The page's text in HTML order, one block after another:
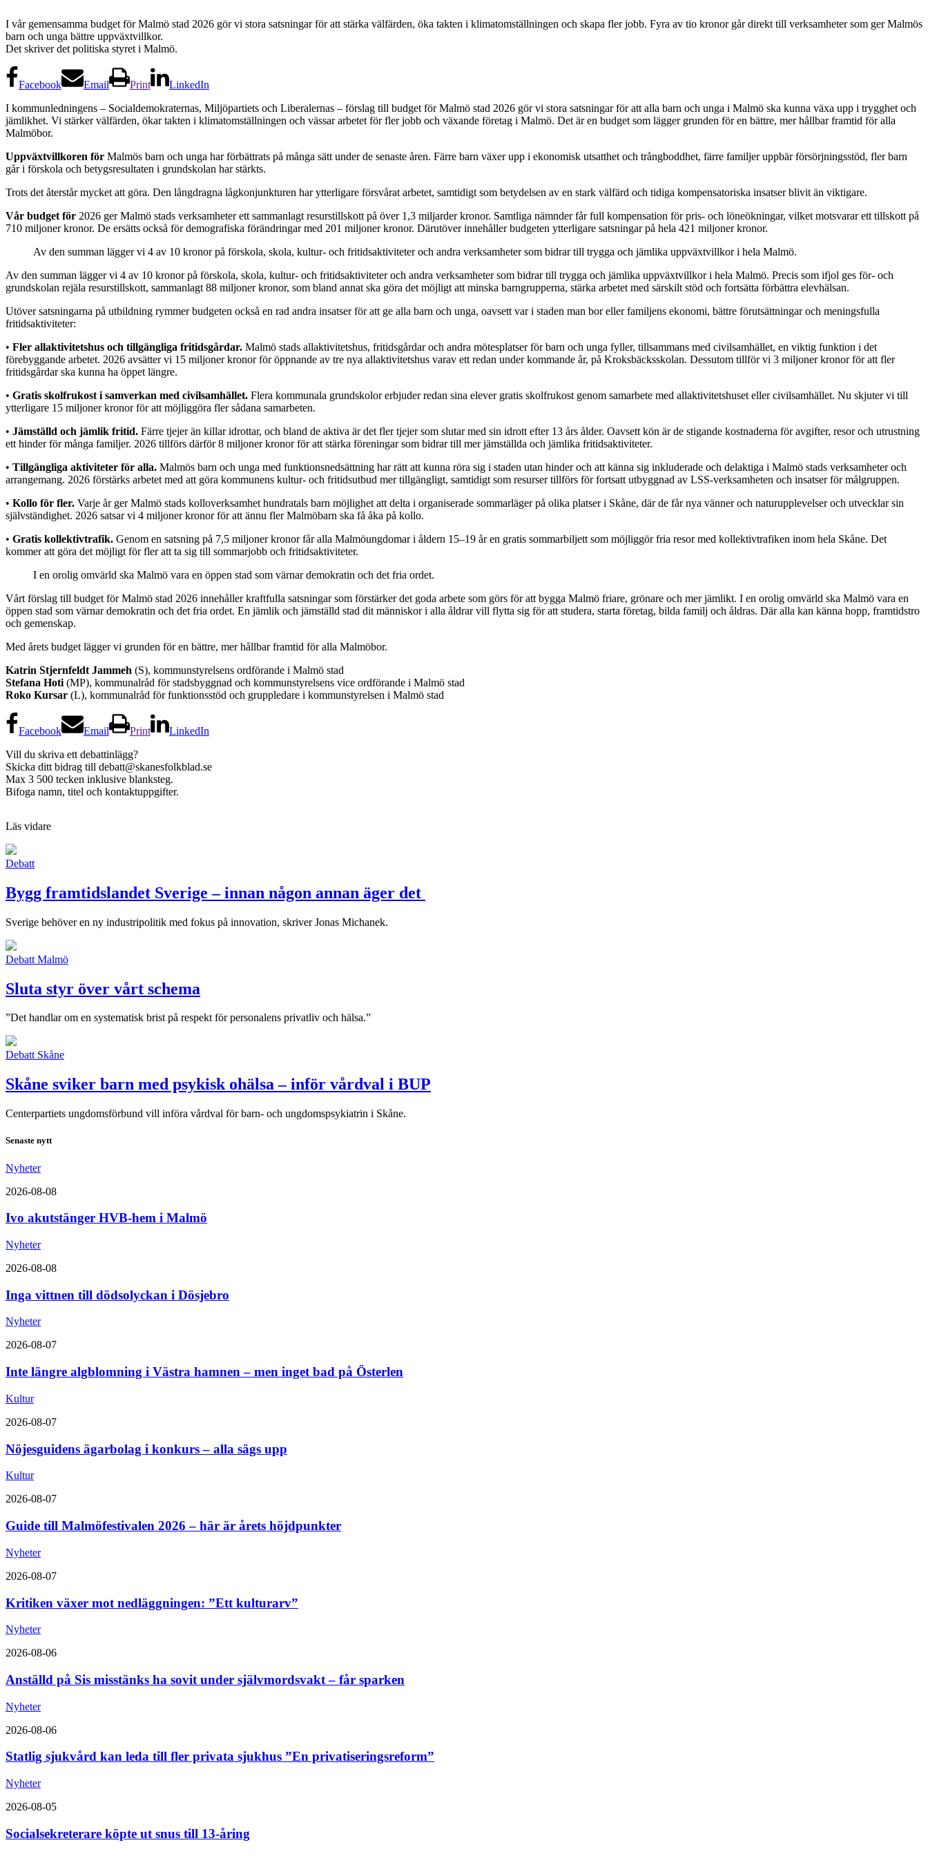
I vår gemensamma budget för Malmö stad 2026 gör vi stora satsningar för att stärka välfärden, öka takten i klimatomställningen och skapa fler jobb. Fyra av tio kronor går direkt till verksamheter som ger Malmös
barn och unga bättre uppväxtvillkor.
Det skriver det politiska styret i Malmö.
Facebook Email Print
LinkedIn
I kommunledningens – Socialdemokraternas, Miljöpartiets och Liberalernas – förslag till budget för Malmö stad 2026 gör vi stora satsningar för att alla barn och unga i Malmö ska kunna växa upp i trygghet och
jämlikhet. Vi stärker välfärden, ökar takten i klimatomställningen och vässar arbetet för fler jobb och växande företag i Malmö. Det är en budget som lägger grunden för en bättre, mer hållbar framtid för alla
Malmöbor.
Uppväxtvillkoren för Malmös barn och unga har förbättrats på många sätt under de senaste åren. Färre barn växer upp i ekonomisk utsatthet och trångboddhet, färre familjer uppbär försörjningsstöd, fler barn
går i förskola och betygsresultaten i grundskolan har stärkts.
Trots det återstår mycket att göra. Den långdragna lågkonjunkturen har ytterligare försvårat arbetet, samtidigt som betydelsen av en stark välfärd och tidiga kompensatoriska insatser blivit än viktigare.
Vår budget för 2026 ger Malmö stads verksamheter ett sammanlagt resurstillskott på över 1,3 miljarder kronor. Samtliga nämnder får full kompensation för pris- och löneökningar, vilket motsvarar ett tillskott på
710 miljoner kronor. De ersätts också för demografiska förändringar med 201 miljoner kronor. Därutöver innehåller budgeten ytterligare satsningar på hela 421 miljoner kronor.
Av den summan lägger vi 4 av 10 kronor på förskola, skola, kultur- och fritidsaktiviteter och andra verksamheter som bidrar till trygga och jämlika uppväxtvillkor i hela Malmö.
Av den summan lägger vi 4 av 10 kronor på förskola, skola, kultur- och fritidsaktiviteter och andra verksamheter som bidrar till trygga och jämlika uppväxtvillkor i hela Malmö. Precis som ifjol ges för- och
grundskolan rejäla resurstillskott, sammanlagt 88 miljoner kronor, som bland annat ska göra det möjligt att minska barngrupperna, stärka arbetet med särskilt stöd och fortsätta förbättra elevhälsan.
Utöver satsningarna på utbildning rymmer budgeten också en rad andra insatser för att ge alla barn och unga, oavsett var i staden man bor eller familjens ekonomi, bättre förutsättningar och meningsfulla
fritidsaktiviteter:
• Fler allaktivitetshus och tillgängliga fritidsgårdar. Malmö stads allaktivitetshus, fritidsgårdar och andra mötesplatser för barn och unga fyller, tillsammans med civilsamhället, en viktig funktion i det
förebyggande arbetet. 2026 avsätter vi 15 miljoner kronor för öppnande av tre nya allaktivitetshus varav ett redan under kommande år, på Kroksbäcksskolan. Dessutom tillför vi 3 miljoner kronor för att fler
fritidsgårdar ska kunna ha öppet längre.
• Gratis skolfrukost i samverkan med civilsamhället. Flera kommunala grundskolor erbjuder redan sina elever gratis skolfrukost genom samarbete med allaktivitetshuset eller civilsamhället. Nu skjuter vi till
ytterligare 15 miljoner kronor för att möjliggöra fler sådana samarbeten.
• Jämställd och jämlik fritid. Färre tjejer än killar idrottar, och bland de aktiva är det fler tjejer som slutar med sin idrott efter 13 års ålder. Oavsett kön är de stigande kostnaderna för avgifter, resor och utrustning
ett hinder för många familjer. 2026 tillförs därför 8 miljoner kronor för att stärka föreningar som bidrar till mer jämställda och jämlika fritidsaktiviteter.
• Tillgängliga aktiviteter för alla. Malmös barn och unga med funktionsnedsättning har rätt att kunna röra sig i staden utan hinder och att känna sig inkluderade och delaktiga i Malmö stads verksamheter och
arrangemang. 2026 förstärks arbetet med att göra kommunens kultur- och fritidsutbud mer tillgängligt, samtidigt som resurser tillförs för fortsatt utbyggnad av LSS-verksamheten och insatser för målgruppen.
• Kollo för fler. Varje år ger Malmö stads kolloverksamhet hundratals barn möjlighet att delta i organiserade sommarläger på olika platser i Skåne, där de får nya vänner och naturupplevelser och utvecklar sin
självständighet. 2026 satsar vi 4 miljoner kronor för att ännu fler Malmöbarn ska få åka på kollo.
• Gratis kollektivtrafik. Genom en satsning på 7,5 miljoner kronor får alla Malmöungdomar i åldern 15–19 år en gratis sommarbiljett som möjliggör fria resor med kollektivtrafiken inom hela Skåne. Det
kommer att göra det möjligt för fler att ta sig till sommarjobb och fritidsaktiviteter.
I en orolig omvärld ska Malmö vara en öppen stad som värnar demokratin och det fria ordet.
Vårt förslag till budget för Malmö stad 2026 innehåller kraftfulla satsningar som förstärker det goda arbete som görs för att bygga Malmö friare, grönare och mer jämlikt. I en orolig omvärld ska Malmö vara en
öppen stad som värnar demokratin och det fria ordet. En jämlik och jämställd stad dit människor i alla åldrar vill flytta sig för att studera, starta företag, bilda familj och åldras. Där alla kan känna hopp, framtidstro
och gemenskap.
Med årets budget lägger vi grunden för en bättre, mer hållbar framtid för alla Malmöbor.
Katrin Stjernfeldt Jammeh (S), kommunstyrelsens ordförande i Malmö stad
Stefana Hoti (MP), kommunalråd för stadsbyggnad och kommunstyrelsens vice ordförande i Malmö stad
Roko Kursar (L), kommunalråd för funktionsstöd och gruppledare i kommunstyrelsen i Malmö stad
Facebook Email Print
LinkedIn
Vill du skriva ett debattinlägg?
Skicka ditt bidrag till debatt@skanesfolkblad.se
Max 3 500 tecken inklusive blanksteg.
Bifoga namn, titel och kontaktuppgifter.
Läs vidare
Debatt
Bygg framtidslandet Sverige – innan någon annan äger det
Sverige behöver en ny industripolitik med fokus på innovation, skriver Jonas Michanek.
Debatt Malmö
Sluta styr över vårt schema
”Det handlar om en systematisk brist på respekt för personalens privatliv och hälsa.”
Debatt Skåne
Skåne sviker barn med psykisk ohälsa – inför vårdval i BUP
Centerpartiets ungdomsförbund vill införa vårdval för barn- och ungdomspsykiatrin i Skåne.
Senaste nytt
Nyheter
2026-08-08
Ivo akutstänger HVB-hem i Malmö
Nyheter
2026-08-08
Inga vittnen till dödsolyckan i Dösjebro
Nyheter
2026-08-07
Inte längre algblomning i Västra hamnen – men inget bad på Österlen
Kultur
2026-08-07
Nöjesguidens ägarbolag i konkurs – alla sägs upp
Kultur
2026-08-07
Guide till Malmöfestivalen 2026 – här är årets höjdpunkter
Nyheter
2026-08-07
Kritiken växer mot nedläggningen: ”Ett kulturarv”
Nyheter
2026-08-06
Anställd på Sis misstänks ha sovit under självmordsvakt – får sparken
Nyheter
2026-08-06
Statlig sjukvård kan leda till fler privata sjukhus ”En privatiseringsreform”
Nyheter
2026-08-05
Socialsekreterare köpte ut snus till 13-åring